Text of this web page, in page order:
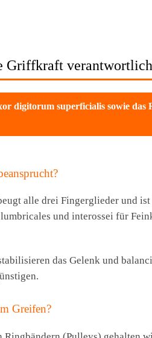
Griffkraft
superficialis sowie das
alle drei Fingerglieder und
und interossei für
das Gelenk und
Greifen?